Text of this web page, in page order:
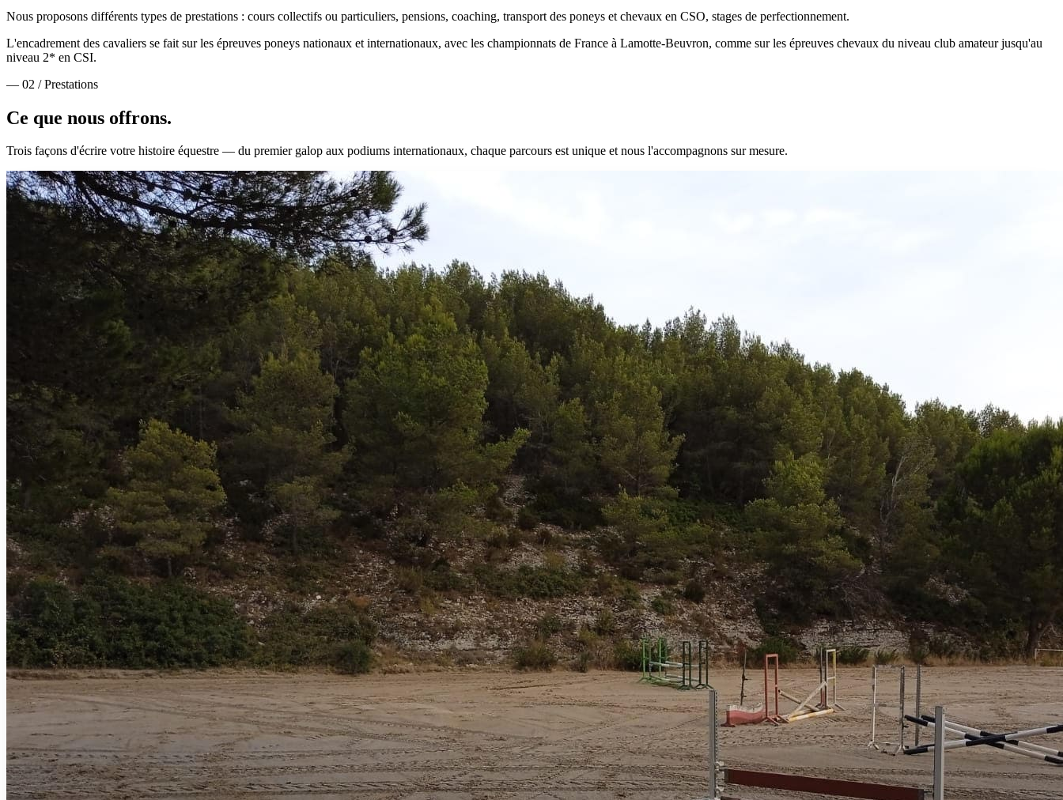
Nous proposons différents types de prestations : cours collectifs ou particuliers, pensions, coaching, transport des poneys et chevaux en CSO, stages de perfectionnement.
L'encadrement des cavaliers se fait sur les épreuves poneys nationaux et internationaux, avec les championnats de France à Lamotte-Beuvron, comme sur les épreuves chevaux du niveau club amateur jusqu'au
niveau 2* en CSI.
— 02 / Prestations
Ce que nous offrons.
Trois façons d'écrire votre histoire équestre — du premier galop aux podiums internationaux, chaque parcours est unique et nous l'accompagnons sur mesure.